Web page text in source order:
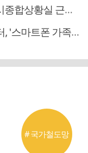
실 근무자 사전교육
가족치유캠프' 운영
# 국가철도망